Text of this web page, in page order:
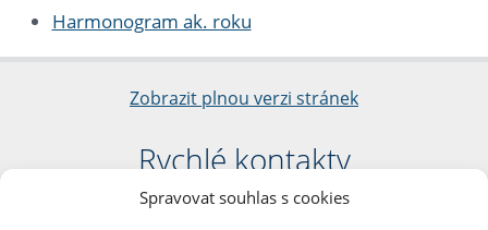
Spravovat souhlas s cookies
Harmonogram ak. roku
Zobrazit plnou verzi stránek
Rychlé kontakty
Filozofická fakulta